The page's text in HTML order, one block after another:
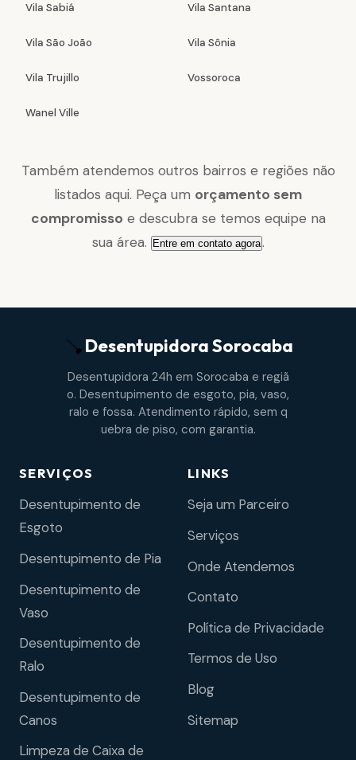
Vila Sabiá Vila Santana
Vila São João Vila Sônia
Vila Trujillo Vossoroca
Wanel Ville
Também atendemos outros bairros e regiões não
listados aqui. Peça um orçamento sem
compromisso e descubra se temos equipe na
sua área. Entre em contato agora.
DesentupidoraSorocaba
Desentupidora 24h em Sorocaba e regiã
o. Desentupimento de esgoto, pia, vaso,
ralo e fossa. Atendimento rápido, sem q
uebra de piso, com garantia.
SERVIÇOS
Desentupimento de
Esgoto
Desentupimento de Pia
Desentupimento de
Vaso
Desentupimento de
Ralo
Desentupimento de
Canos
Limpeza de Caixa de
LINKS
Seja um Parceiro
Serviços
Onde Atendemos
Contato
Política de Privacidade
Termos de Uso
Blog
Sitemap